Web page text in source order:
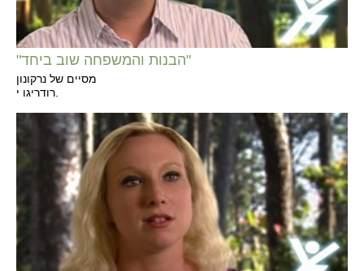
"הבנות והמשפחה שוב ביחד"
מסיים של נרקונון